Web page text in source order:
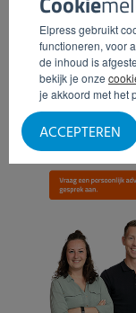
Elpress gebruikt
functioneren, voor
de inhoud is
bekijk je onze
je akkoord met het
ACCEPTEREN
Wilt u meer weten
Elpress? Neem
Onze